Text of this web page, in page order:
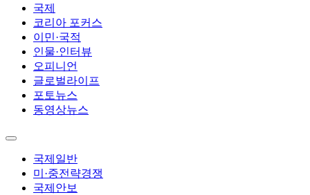
국제
코리아 포커스
이민·국적
인물·인터뷰
오피니언
글로벌라이프
포토뉴스
동영상뉴스
국제일반
미·중전략경쟁
국제안보